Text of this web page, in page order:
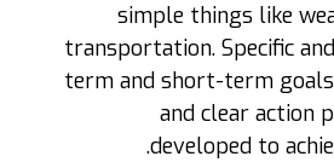
simple things like
transportation. Specific
term and short-term
and clear action
developed to